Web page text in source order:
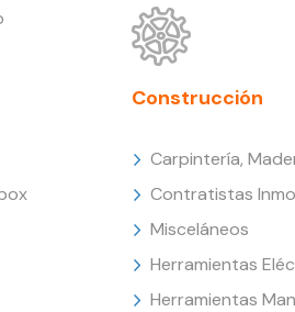
Construcción
Carpintería,
Contratistas
Misceláneos
Herramientas
Herramientas